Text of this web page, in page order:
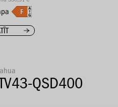
QSD400